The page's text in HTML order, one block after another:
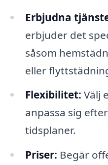
Erbjudna
erbjuder det
såsom
eller
Flexibilitet: Välj
anpassa sig
tidsplaner.
Priser: Begär